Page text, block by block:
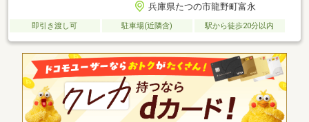
兵庫県たつの市龍野町富永
即引き渡し可 駐車場(近隣含) 駅から徒歩20分以内